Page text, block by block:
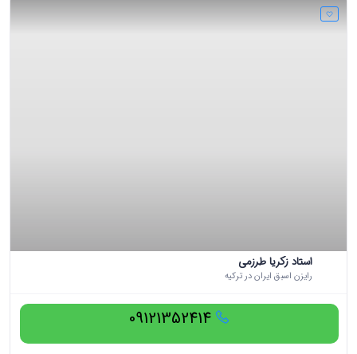
استاد زکریا طرزمی
رایزن اسبق ایران در ترکیه
09121352414